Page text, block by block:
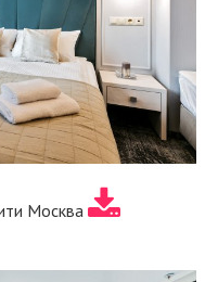
Москва